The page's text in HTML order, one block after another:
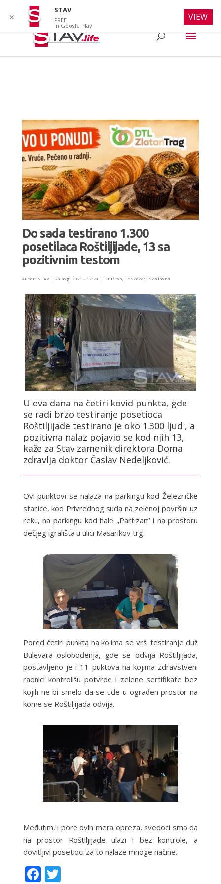
Do sada testirano 1.300
posetilaca Roštiljijade, 13 sa
pozitivnim testom
Autor: STAV| 25 avg, 2021 - 12:23 | Društvo Leskovac Naslovna
U dva dana na četiri kovid punkta, gde
se radi brzo testiranje posetioca
Roštiljijade testirano je oko 1.300 ljudi, a
pozitivna nalaz pojavio se kod njih 13,
kaže za Stav zamenik direktora Doma
zdravlja doktor Časlav Nedeljković.
Ovi punktovi se nalaza na parkingu kod Železničke
stanice, kod Privrednog suda na zelenoj površini uz
reku, na parkingu kod hale „Partizan“ i na prostoru
dečjeg igrališta u ulici Masarikov trg.
Pored četiri punkta na kojima se vrši testiranje duž
Bulevara oslobođenja, gde se odvija Roštiljijada,
postavljeno je i 11 puktova na kojima zdravstveni
radnici kontrolišu potvrde i zelene sertifikate bez
kojih ne bi smelo da se uđe u ograđen prostor na
kome se Roštiljijada odvija.
Međutim, i pore ovih mera opreza, svedoci smo da
na prostor Roštiljijade ulazi i bez kontrole, a
dovitljivi posetioci za to nalaze mnoge načine.
F T
✕
STAV
FREE
In Google Play
VIEW